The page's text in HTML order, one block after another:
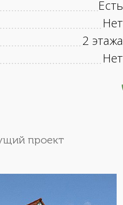
Есть
Нет
2 этажа
Нет
проект